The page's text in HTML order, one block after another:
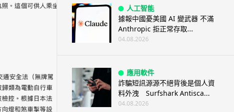
人工智能
據報中國憂美國 AI 變武器 不滿
Anthropic 拒正常存取...
04.08.2026
應用軟件
詐騙短訊源源不絕背後是個人資
料外洩 Surfshark Antisca...
04.08.2026